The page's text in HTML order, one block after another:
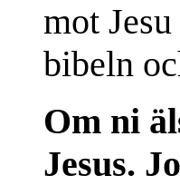
mot
bibeln
Om ni
Jesus.